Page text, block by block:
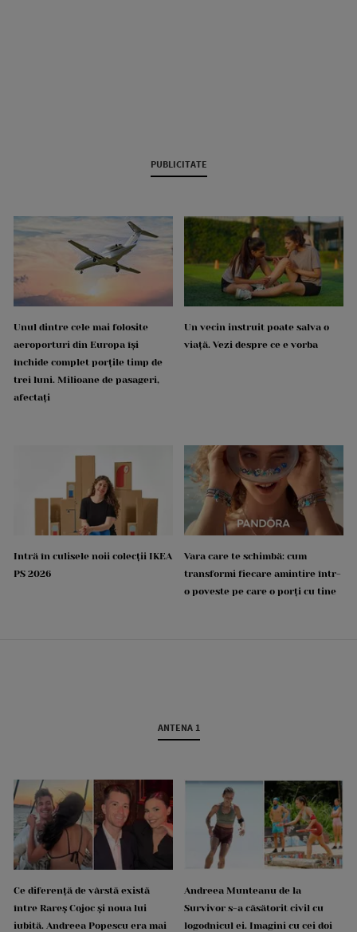
PUBLICITATE
Unul dintre cele mai folosite
aeroporturi din Europa își
închide complet porțile timp de
trei luni. Milioane de pasageri,
afectați
Un vecin instruit poate salva o
viață. Vezi despre ce e vorba
Intră în culisele noii colecții IKEA
PS 2026
Vara care te schimbă: cum
transformi fiecare amintire într-
o poveste pe care o porți cu tine
ANTENA 1
Ce diferență de vârstă există
între Rareș Cojoc și noua lui
iubită. Andreea Popescu era mai
Andreea Munteanu de la
Survivor s-a căsătorit civil cu
logodnicul ei. Imagini cu cei doi